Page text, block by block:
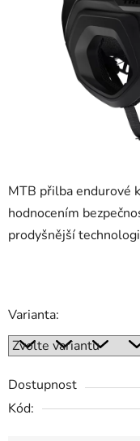
MTB přilba endurové
hodnocením
prodyšnější
Varianta:
Dostupnost
Kód: